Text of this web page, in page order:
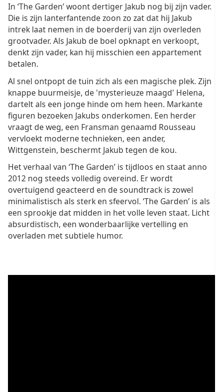
In ‘The Garden’ woont dertiger Jakub nog bij zijn vader.
Die is zijn lanterfantende zoon zo zat dat hij Jakub
intrek laat nemen in de boerderij van zijn overleden
grootvader. Als Jakub de boel opknapt en verkoopt,
denkt zijn vader, kan hij misschien een appartement
betalen.
Al snel ontpopt de tuin zich als een magische plek. Zijn
knappe buurmeisje, de 'mysterieuze maagd' Helena,
dartelt als een jonge hinde om hem heen. Markante
figuren bezoeken Jakubs onderkomen. Een herder
vraagt de weg, een Fransman genaamd Rousseau
vervloekt moderne technieken, een ander,
Wittgenstein, beschermt Jakub tegen de kou.
Het verhaal van ‘The Garden’ is tijdloos en staat anno
2012 nog steeds volledig overeind. Er wordt
overtuigend geacteerd en de soundtrack is zowel
minimalistisch als sterk en sfeervol. ‘The Garden’ is als
een sprookje dat midden in het volle leven staat. Licht
absurdistisch, een wonderbaarlijke vertelling en
overladen met subtiele humor.